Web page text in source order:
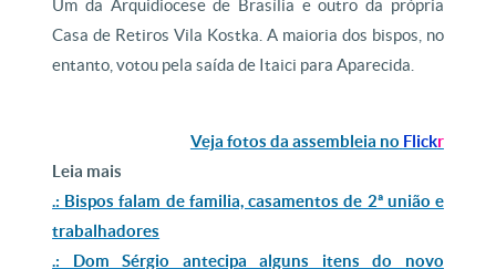
Um da Arquidiocese de Brasília e outro da própria
Casa de Retiros Vila Kostka. A maioria dos bispos, no
entanto, votou pela saída de Itaici para Aparecida.
Veja fotos da assembleia no Flickr
Leia mais
.: Bispos falam de familia, casamentos de 2ª união e
trabalhadores
.: Dom Sérgio antecipa alguns itens do novo